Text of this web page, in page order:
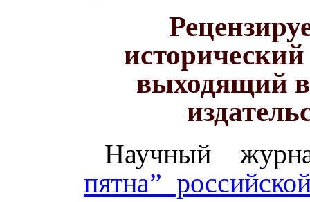
выходящий
Научный
пятна”